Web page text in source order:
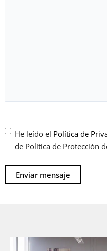
Consentimiento*
He leído el Política de
de Política de Protección